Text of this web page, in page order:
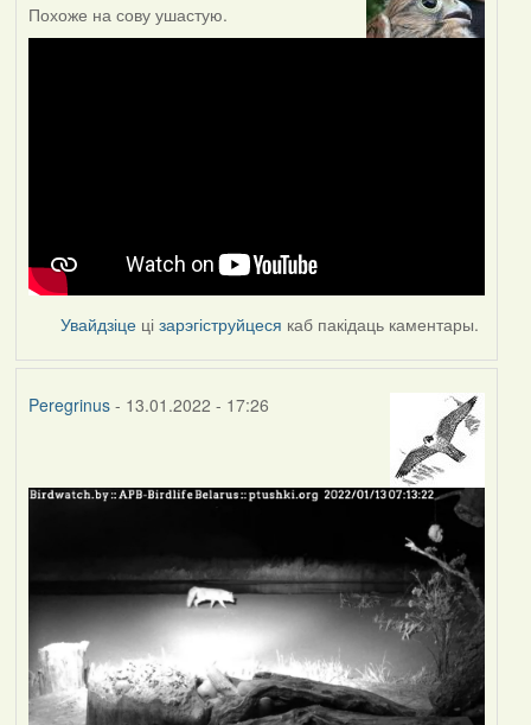
Похоже на сову ушастую.
Увайдзіце цізарэгіструйцеся каб пакідаць каментары.
Peregrinus- 13.01.2022 - 17:26